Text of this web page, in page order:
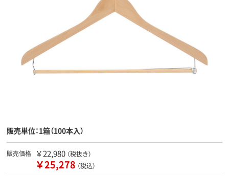
販売単位：1箱（100本入）
販売価格 ￥22,980 （税抜き）
￥25,278 （税込）